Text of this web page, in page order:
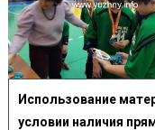
Использование
условии наличия